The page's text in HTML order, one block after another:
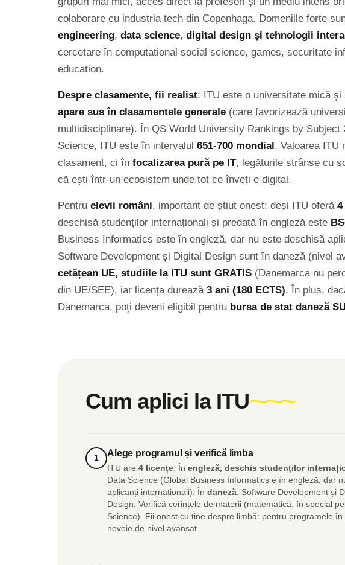
colaborare cu industria tech din Copenhaga. Domeniile forte
engineering, data science, digital design și tehnologii
cercetare în computational social science, games, securitate
education.
Despre clasamente, fii realist: ITU este o universitate mică
apare sus în clasamentele generale (care favorizează
multidisciplinare). În QS World University Rankings by Subject
Science, ITU este în intervalul 651-700 mondial. Valoarea ITU
clasament, ci în focalizarea pură pe IT, legăturile strânse cu
că ești într-un ecosistem unde tot ce înveți e digital.
Pentru elevii români, important de știut onest: deși ITU oferă 4
deschisă studenților internaționali și predată în engleză este
Business Informatics este în engleză, dar nu este deschisă
Software Development și Digital Design sunt în daneză (nivel
cetățean UE, studiile la ITU sunt GRATIS (Danemarca nu
din UE/SEE), iar licența durează 3 ani (180 ECTS). În plus,
Danemarca, poți deveni eligibil pentru bursa de stat daneză
Cum aplici la ITU
1 Alege programul și verifică limba
ITU are 4 licențe . În engleză, deschis studenților
Data Science (Global Business Informatics e în engleză, dar
aplicanți internaționali). În daneză: Software Development și
Design. Verifică cerințele de materii (matematică, în special
Science). Fii onest cu tine despre limbă: pentru programele în
nevoie de nivel avansat.